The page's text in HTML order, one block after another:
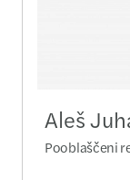
Aleš
Pooblaščeni